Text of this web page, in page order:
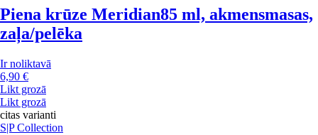
Piena krūze Meridian85 ml, akmensmasas,
zaļa/pelēka
Ir noliktavā
6,90 €
Likt grozā
Likt grozā
citas varianti
S|P Collection